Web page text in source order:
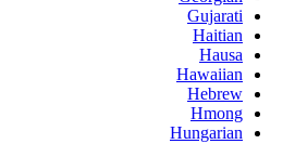
Gujarati
Haitian
Hausa
Hawaiian
Hebrew
Hmong
Hungarian